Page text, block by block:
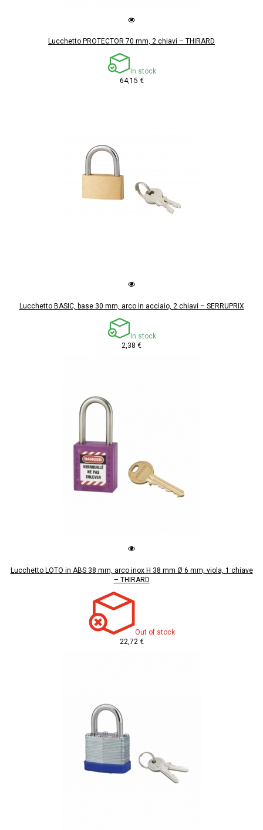
Lucchetto PROTECTOR 70 mm, 2 chiavi – THIRARD
In stock
64,15 €
Lucchetto BASIC, base 30 mm, arco in acciaio, 2 chiavi – SERRUPRIX
In stock
2,38 €
Lucchetto LOTO in ABS 38 mm, arco inox H 38 mm Ø 6 mm, viola, 1 chiave
– THIRARD
Out of stock
22,72 €